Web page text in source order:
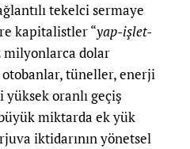
tekelci sermaye
kapitalistler “yap-işlet-
milyonlarca dolar
otobanlar, tüneller, enerji
oranlı geçiş
miktarda ek yük
iktidarının yönetsel